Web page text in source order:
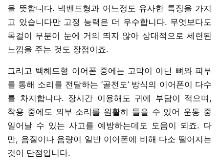
을 뜻합니다. 넥밴드형과 어느정도 유사한 특징을 가지
고 있습니다만 고정 능력은 더 우수합니다. 무엇보다도
목걸이 부분이 눈에 거의 띄지 않아 상대적으로 세련된
느낌을 주는 것도 장점이죠.
그리고 백헤드형 이어폰 중에는 고막이 아닌 뼈와 피부
를 통해 소리를 전달하는 ‘골전도’ 방식의 이어폰이 다수
를 차지합니다. 장시간 이용해도 귀에 부담이 적으며,
착용 중에도 외부 소리를 원활히 들을 수 있어 운동 중
일어날 수 있는 사고를 예방하는데도 도움이 되죠. 다
만, 음질이나 음량이 일반 이어폰에 비해 다소 떨어지는
것이 단점입니다.